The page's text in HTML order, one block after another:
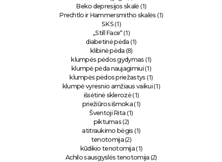
Beko depresijos skalė(1)
Prechtlo ir Hammersmitho skalės (1)
SKS(1)
„Still Face“(1)
diabetinė pėda (1)
klibinė pėda (8)
klumpės pėdos gydymas (1)
klumpė pėda naujagimiui(1)
klumpės pėdos priežastys (1)
klumpė vyresnio amžiaus vaikui(1)
išsėtinė sklerozė(1)
priežiūros išmoka(1)
Šventoji Rita (1)
piktumas (2)
atitraukimo bėgis (1)
tenotomija(2)
kūdikio tenotomija (1)
Achilo sausgyslės tenotomija (2)